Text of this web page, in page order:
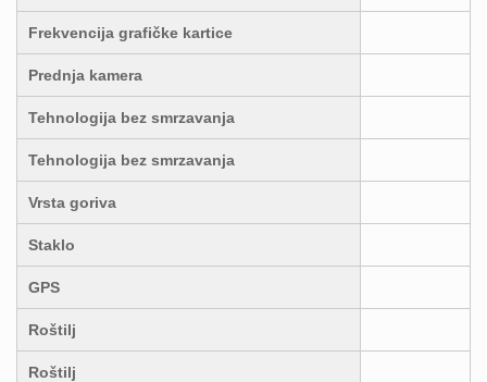
Frekvencija grafičke kartice
Prednja kamera
Tehnologija bez smrzavanja
Tehnologija bez smrzavanja
Vrsta goriva
Staklo
GPS
Roštilj
Roštilj